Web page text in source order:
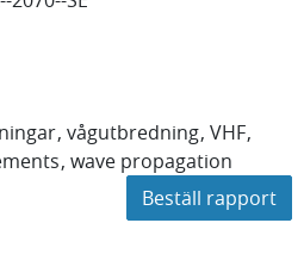
vågutbredning VHF
wave propagation
Beställ rapport